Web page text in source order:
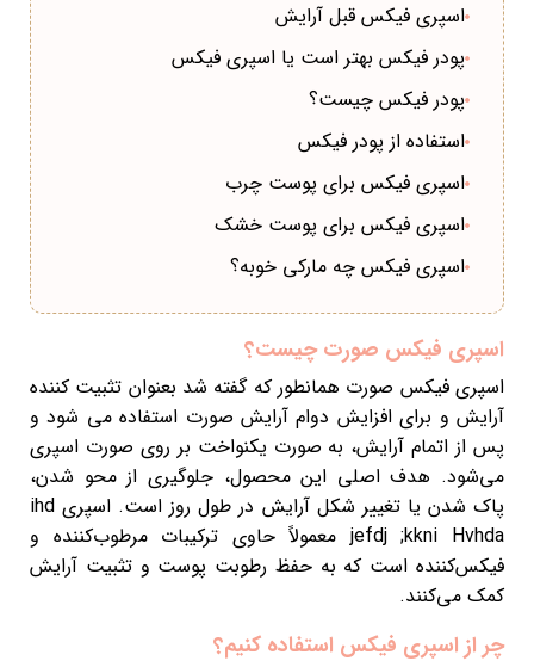
اسپری فیکس قبل آرایش
پودر فیکس بهتر است یا اسپری فیکس
پودر فیکس چیست؟
استفاده از پودر فیکس
اسپری فیکس برای پوست چرب
اسپری فیکس برای پوست خشک
اسپری فیکس چه مارکی خوبه؟
اسپری فیکس صورت چیست؟
اسپری فیکس صورت همانطور که گفته شد بعنوان تثبیت کننده
آرایش و برای افزایش دوام آرایش صورت استفاده می شود و
پس از اتمام آرایش، به صورت یکنواخت بر روی صورت اسپری
می‌شود. هدف اصلی این محصول، جلوگیری از محو شدن،
پاک شدن یا تغییر شکل آرایش در طول روز است. اسپری ihd
jefdj ;kkni Hvhda معمولاً حاوی ترکیبات مرطوب‌کننده و
فیکس‌کننده است که به حفظ رطوبت پوست و تثبیت آرایش
کمک می‌کنند.
چر از اسپری فیکس استفاده کنیم؟